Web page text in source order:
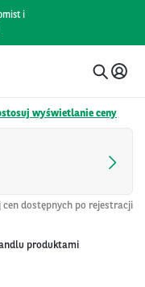
i
wyświetlanie ceny
cen dostępnych po rejestracji
produktami